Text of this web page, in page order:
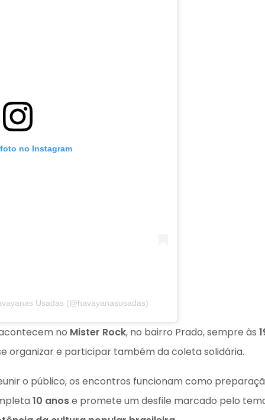
no Instagram
Usadas (@havayanasusadas)
no Mister Rock, no bairro Prado, sempre às
organizar e participar também da coleta solidária.
o público, os encontros funcionam como
10 anose promete um desfile marcado pelo